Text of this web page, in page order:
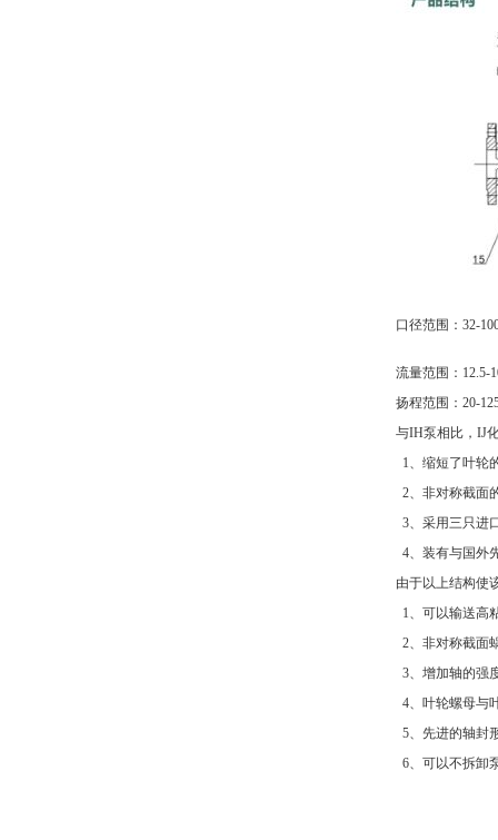
口径范围：32-
流量范围：12.5-
扬程范围：20-
与IH泵相比，IJ
1、缩短了叶轮
2、非对称截面
3、采用三只进
4、装有与国外
由于以上结构使
1、可以输送高
2、非对称截面
3、增加轴的强
4、叶轮螺母与
5、先进的轴封
6、可以不拆卸